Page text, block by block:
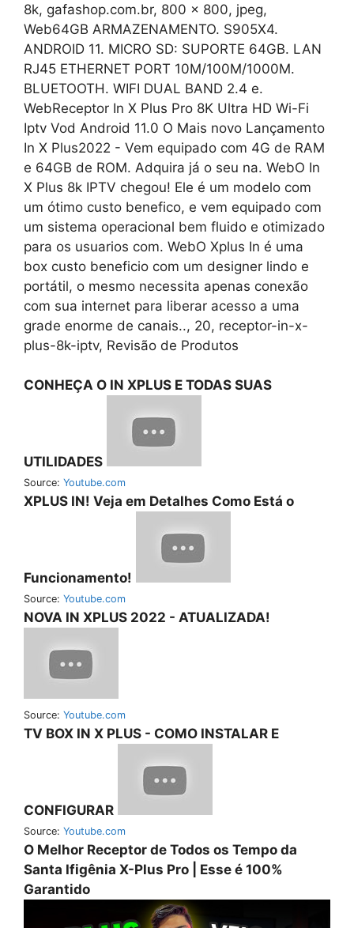
8k, gafashop.com.br, 800 x 800, jpeg,
Web64GB ARMAZENAMENTO. S905X4.
ANDROID 11. MICRO SD: SUPORTE 64GB. LAN
RJ45 ETHERNET PORT 10M/100M/1000M.
BLUETOOTH. WIFI DUAL BAND 2.4 e.
WebReceptor In X Plus Pro 8K Ultra HD Wi-Fi
Iptv Vod Android 11.0 O Mais novo Lançamento
In X Plus2022 - Vem equipado com 4G de RAM
e 64GB de ROM. Adquira já o seu na. WebO In
X Plus 8k IPTV chegou! Ele é um modelo com
um ótimo custo benefico, e vem equipado com
um sistema operacional bem fluido e otimizado
para os usuarios com. WebO Xplus In é uma
box custo beneficio com um designer lindo e
portátil, o mesmo necessita apenas conexão
com sua internet para liberar acesso a uma
grade enorme de canais.., 20, receptor-in-x-
plus-8k-iptv, Revisão de Produtos
CONHEÇA O IN XPLUS E TODAS SUAS
UTILIDADES
Source: Youtube.com
XPLUS IN! Veja em Detalhes Como Está o
Funcionamento!
Source: Youtube.com
NOVA IN XPLUS 2022 - ATUALIZADA!
Source: Youtube.com
TV BOX IN X PLUS - COMO INSTALAR E
CONFIGURAR
Source: Youtube.com
O Melhor Receptor de Todos os Tempo da
Santa Ifigênia X-Plus Pro | Esse é 100%
Garantido